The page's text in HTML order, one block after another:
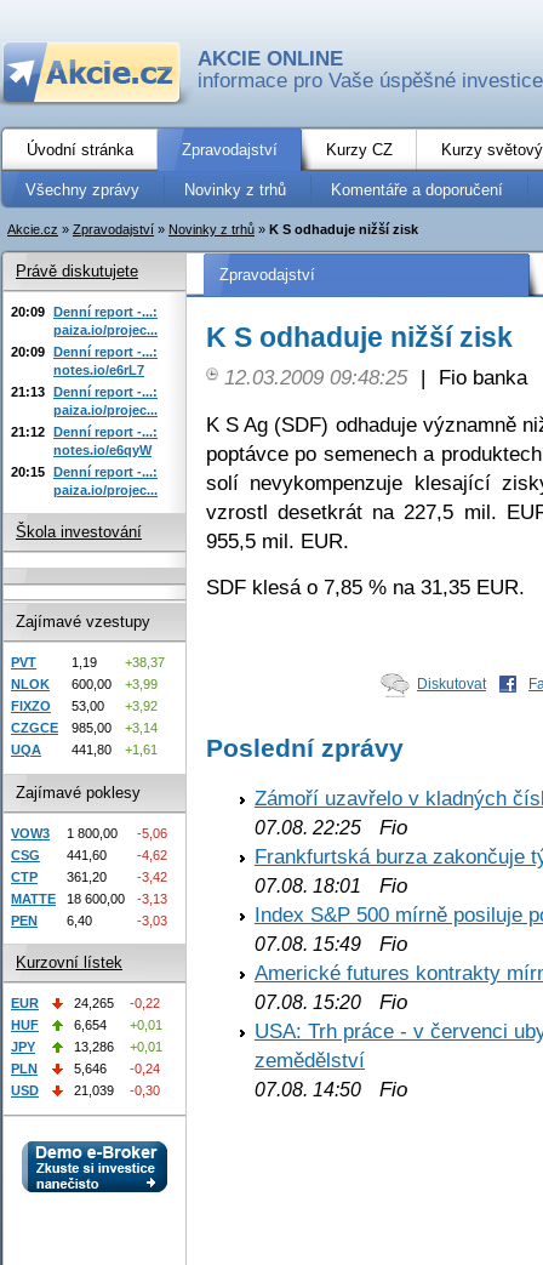
AKCIE ONLINE
informace pro Vaše úspěšné investice
Úvodní stránka Zpravodajství Kurzy CZ Kurzy
Všechny zprávy Novinky z trhů Komentáře a doporučení
Akcie.cz » Zpravodajství » Novinky z trhů » K S odhaduje nižší zisk
Zpravodajství
K S odhaduje nižší zisk
12.03.2009 09:48:25 |
Fio banka
K S Ag (SDF) odhaduje významně
poptávce po semenech a
solí nevykompenzuje klesající
vzrostl desetkrát na 227,5 mil.
955,5 mil. EUR.
SDF klesá o 7,85 % na 31,35 EUR.
Diskutovat
Poslední zprávy
Zámoří uzavřelo v kladných
07.08. 22:25 Fio
Frankfurtská burza zakončuje
07.08. 18:01
Fio
Index S&P 500 mírně posiluje
07.08. 15:49 Fio
Americké futures kontrakty
07.08. 15:20 Fio
USA: Trh práce - v červenci
zemědělství
07.08. 14:50 Fio
Právě diskutujete
20:09 Denní report -...:
paiza.io/projec...
20:09 Denní report -...:
notes.io/e6rL7
21:13 Denní report -...:
paiza.io/projec...
21:12 Denní report -...:
notes.io/e6qyW
20:15 Denní report -...:
paiza.io/projec...
Škola investování
Zajímavé vzestupy
PVT 1,19
+38,37
NLOK
600,00
+3,99
FIXZO
53,00
+3,92
CZGCE
985,00
+3,14
UQA
441,80 +1,61
Zajímavé poklesy
VOW3 1 800,00
-5,06
CSG
441,60
-4,62
CTP
361,20
-3,42
MATTE
18 600,00
-3,13
PEN
6,40 -3,03
Kurzovní lístek
EUR 24,265
-0,22
HUF
6,654
+0,01
JPY
13,286
+0,01
PLN
5,646
-0,24
USD
21,039 -0,30